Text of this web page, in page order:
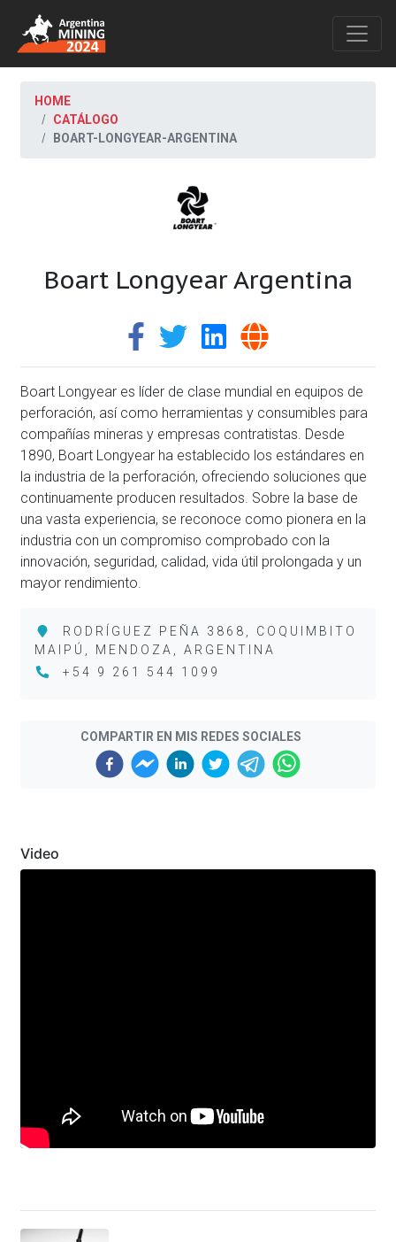
HOME
CATÁLOGO
BOART-LONGYEAR-ARGENTINA
Boart Longyear Argentina
Boart Longyear es líder de clase mundial en equipos de
perforación, así como herramientas y consumibles para
compañías mineras y empresas contratistas. Desde
1890, Boart Longyear ha establecido los estándares en
la industria de la perforación, ofreciendo soluciones que
continuamente producen resultados. Sobre la base de
una vasta experiencia, se reconoce como pionera en la
industria con un compromiso comprobado con la
innovación, seguridad, calidad, vida útil prolongada y un
mayor rendimiento.
RODRÍGUEZ PEÑA 3868, COQUIMBITO
MAIPÚ, MENDOZA, ARGENTINA
+54 9 261 544 1099
COMPARTIR EN MIS REDES SOCIALES
Video